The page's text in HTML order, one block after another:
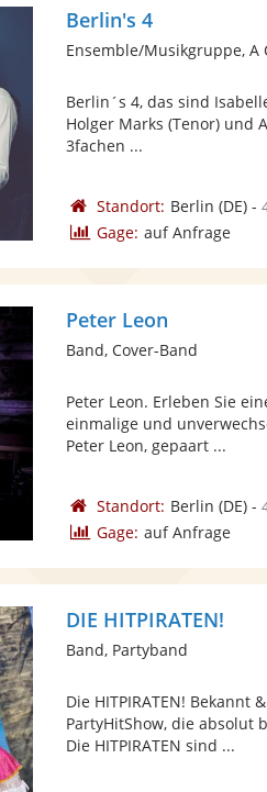
Berlin's 4
Ensemble/Musikgruppe, A
Berlin´s 4, das sind
Holger Marks (Tenor) und
3fachen ...
Standort: Berlin (DE)-
Gage: auf Anfrage
Peter Leon
Band, Cover-Band
Peter Leon. Erleben Sie
einmalige und
Peter Leon, gepaart ...
Standort: Berlin (DE)-
Gage: auf Anfrage
DIE HITPIRATEN!
Band, Partyband
Die HITPIRATEN! Bekannt
PartyHitShow, die absolut
Die HITPIRATEN sind ...